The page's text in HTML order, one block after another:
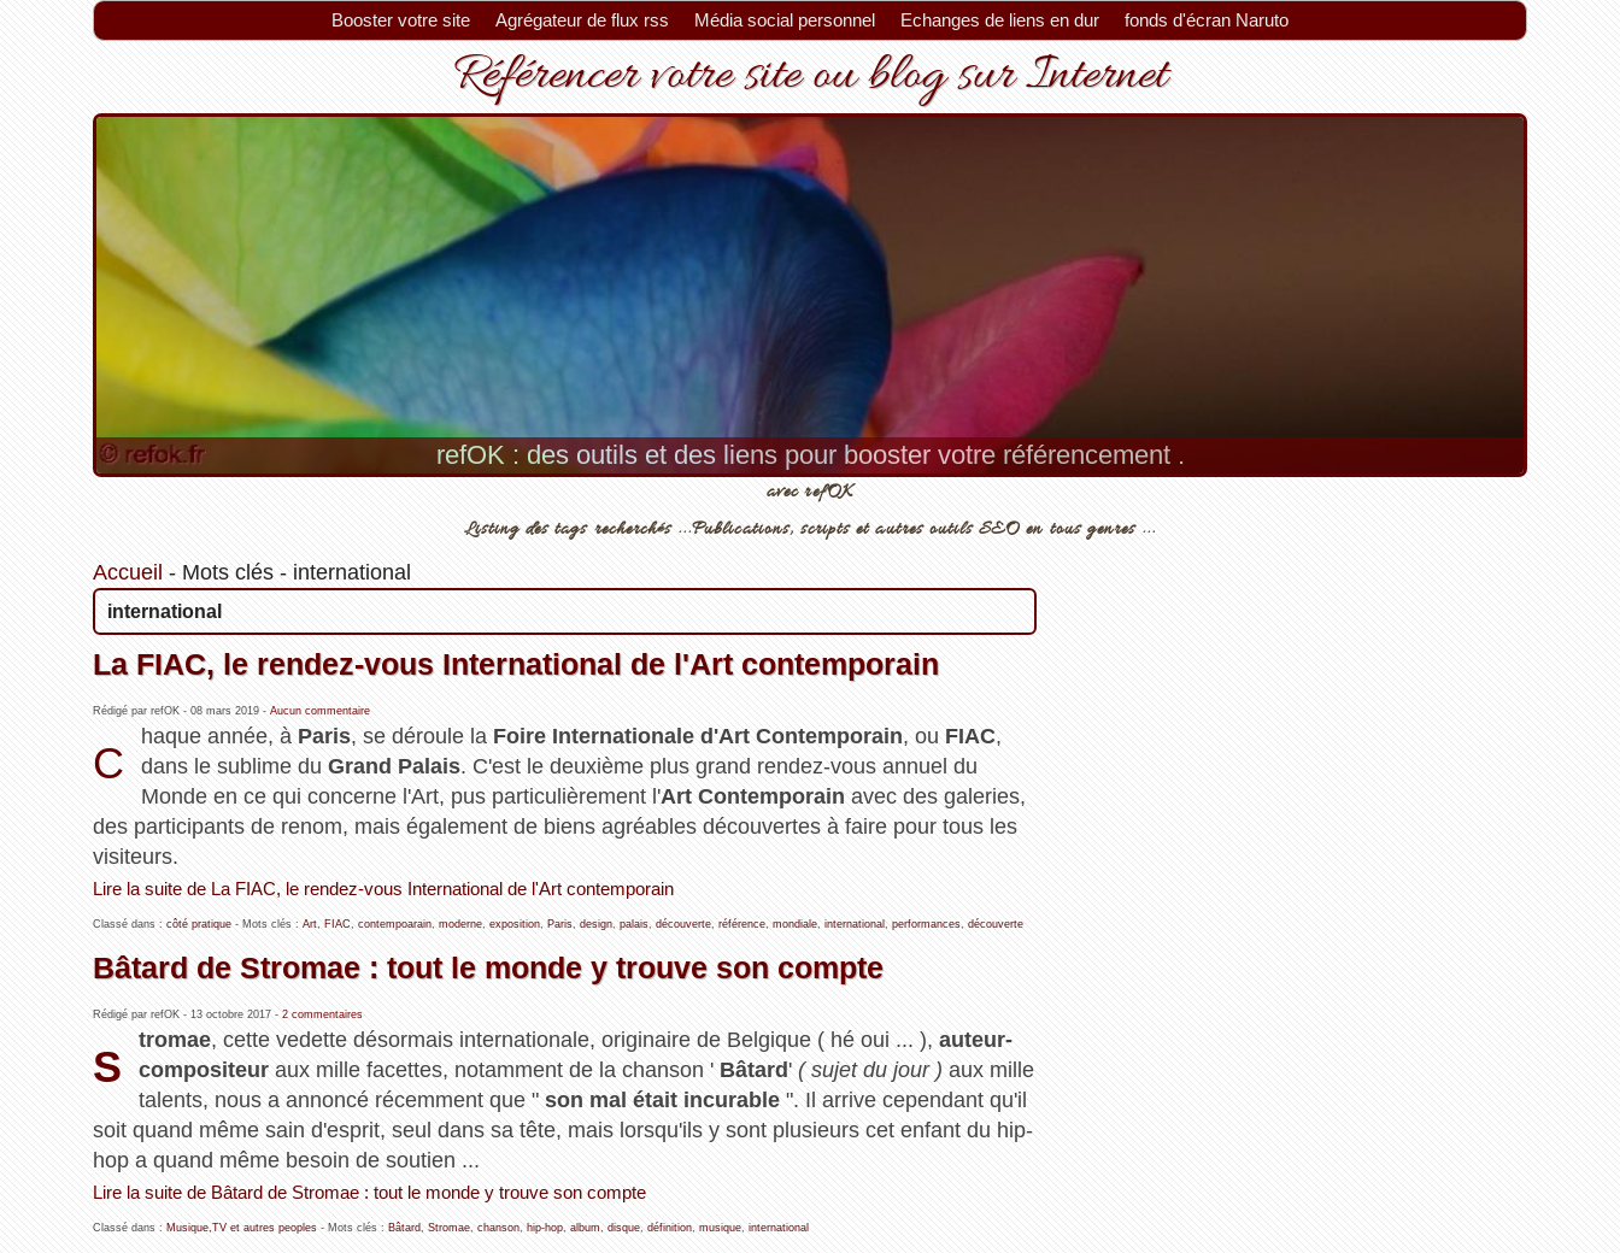
Booster votre site Agrégateur de flux rss Média social personnel Echanges de liens en dur fonds d'écran Naruto
Référencer votre site ou blog sur Internet
refOK : des outils et des liens pour booster votre référencement .
avec refOK
Listing des tags recherchés ...Publications, scripts et autres outils SEO en tous genres ...
Accueil - Mots clés- international
international
La FIAC, le rendez-vous International de l'Art contemporain
Rédigé par refOK - 08 mars 2019- Aucun commentaire
C
haque année, à Paris, se déroule la Foire Internationale d'Art Contemporain, ou FIAC,
dans le sublime du Grand Palais. C'est le deuxième plus grand rendez-vous annuel du
Monde en ce qui concerne l'Art, pus particulièrement l'Art Contemporain avec des galeries,
des participants de renom, mais également de biens agréables découvertes à faire pour tous les
visiteurs.
Lire la suite de La FIAC, le rendez-vous International de l'Art contemporain
Classé dans : côté pratique- Mots clés : Art, FIAC, contempoarain, moderne, exposition, Paris, design, palais, découverte, référence, mondiale, international , performances, découverte
Bâtard de Stromae : tout le monde y trouve son compte
Rédigé par refOK - 13 octobre 2017- 2 commentaires
S
tromae, cette vedette désormais internationale, originaire de Belgique ( hé oui ... ), auteur-
compositeur aux mille facettes, notamment de la chanson ' Bâtard' ( sujet du jour ) aux mille
talents, nous a annoncé récemment que " son mal était incurable ". Il arrive cependant qu'il
soit quand même sain d'esprit, seul dans sa tête, mais lorsqu'ils y sont plusieurs cet enfant du hip-
hop a quand même besoin de soutien ...
Lire la suite de Bâtard de Stromae : tout le monde y trouve son compte
Classé dans : Musique,TV et autres peoples- Mots clés : Bâtard, Stromae, chanson, hip-hop, album, disque, définition, musique, international